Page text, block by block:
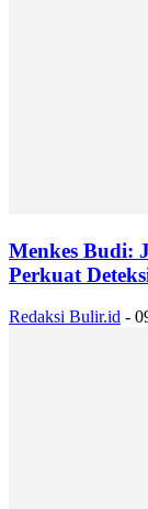
Menkes Budi:
Perkuat
Redaksi Bulir.id -